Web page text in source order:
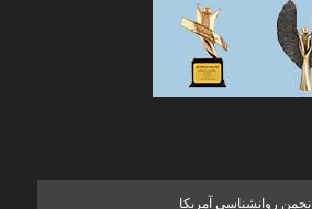
انجمن روانشناسی آمریکا